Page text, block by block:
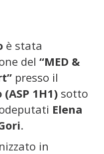
è stata
del “MED &
presso il
1H1) sotto
Elena
.
in